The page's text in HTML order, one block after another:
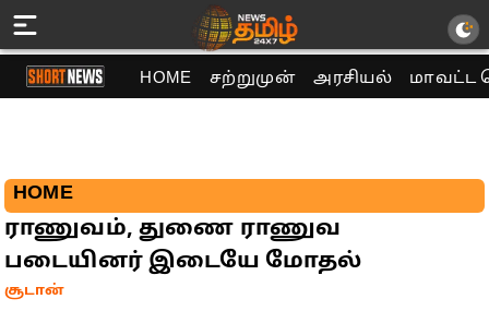
HOME சற்றுமுன் அரசியல் மாவட்ட
HOME
ராணுவம், துணை ராணுவ
படையினர் இடையே மோதல்
சூடான்